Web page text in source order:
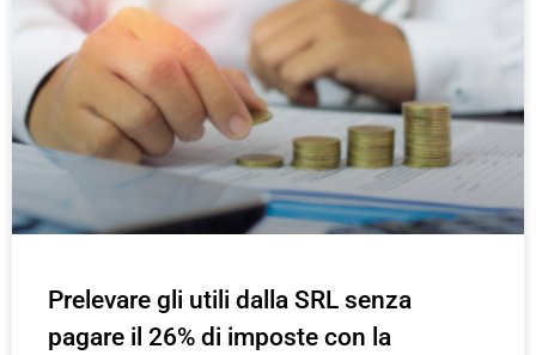
Prelevare gli utili dalla SRL senza
pagare il 26% di imposte con la